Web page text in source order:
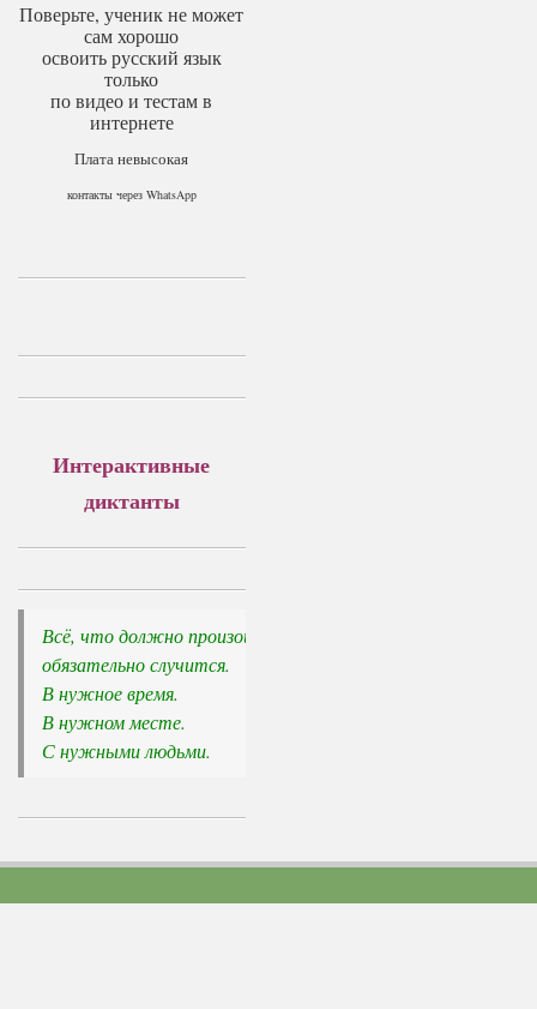
Поверьте, ученик не может
сам хорошо
освоить русский язык
только
по видео и тестам в
интернете
Плата невысокая
контакты через WhatsApp
Интерактивные
диктанты
Всё, что должно произойти,
обязательно случится.
В нужное время.
В нужном месте.
С нужными людьми.